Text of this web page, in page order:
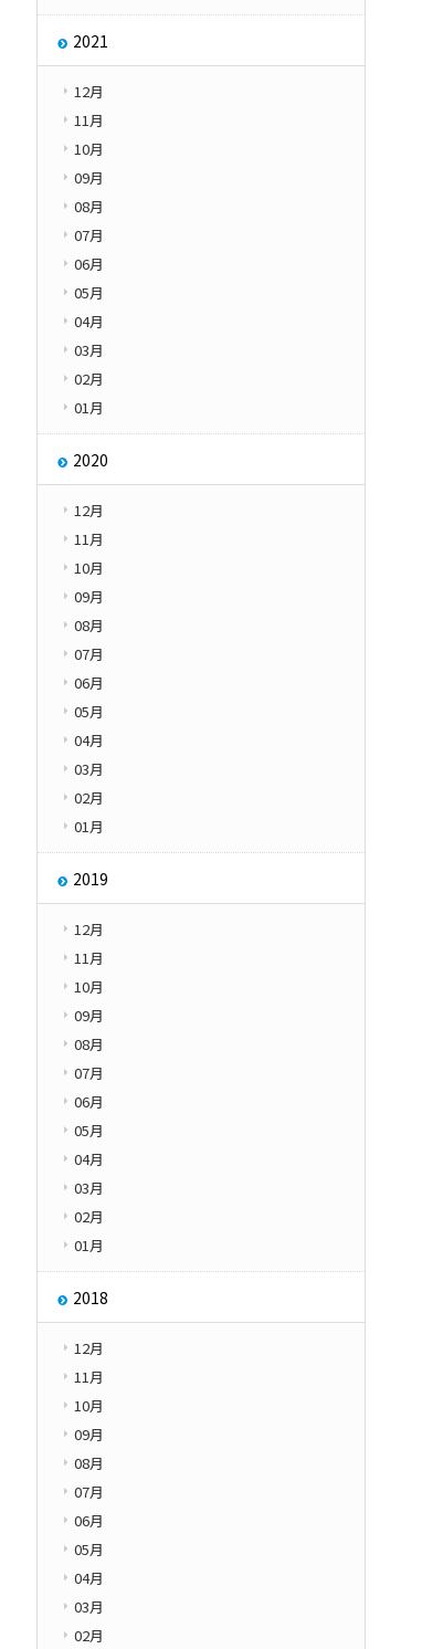
2021
12月
11月
10月
09月
08月
07月
06月
05月
04月
03月
02月
01月
2020
12月
11月
10月
09月
08月
07月
06月
05月
04月
03月
02月
01月
2019
12月
11月
10月
09月
08月
07月
06月
05月
04月
03月
02月
01月
2018
12月
11月
10月
09月
08月
07月
06月
05月
04月
03月
02月